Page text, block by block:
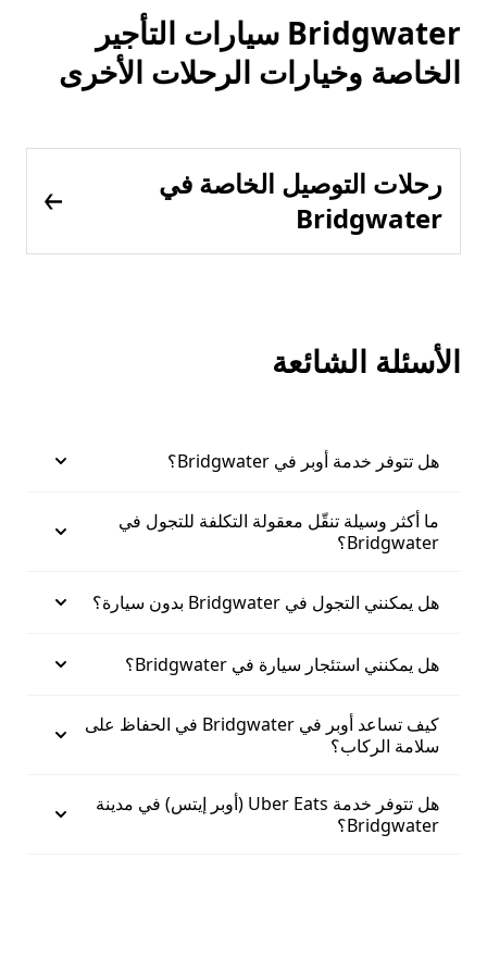
Bridgwater سيارات التأجير
الخاصة وخيارات الرحلات الأخرى
رحلات التوصيل الخاصة في
Bridgwater
الأسئلة الشائعة
هل تتوفر خدمة أوبر في Bridgwater؟
ما أكثر وسيلة تنقّل معقولة التكلفة للتجول في
Bridgwater؟
هل يمكنني التجول في Bridgwater بدون سيارة؟
هل يمكنني استئجار سيارة في Bridgwater؟
كيف تساعد أوبر في Bridgwater في الحفاظ على
سلامة الركاب؟
هل تتوفر خدمة Uber Eats (أوبر إيتس) في مدينة
Bridgwater؟